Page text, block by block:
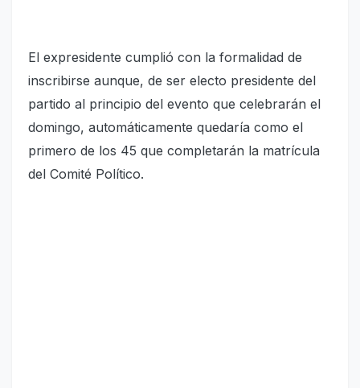
El expresidente cumplió con la formalidad de
inscribirse aunque, de ser electo presidente del
partido al principio del evento que celebrarán el
domingo, automáticamente quedaría como el
primero de los 45 que completarán la matrícula
del Comité Político.